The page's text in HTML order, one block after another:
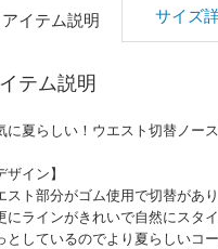
アイテム説明 サイズ
テム説明
に夏らしい！ウエスト切替ノー
ザイン】
スト部分がゴム使用で切替があ
にラインがきれいで自然にスタ
としているのでより夏らしいコ